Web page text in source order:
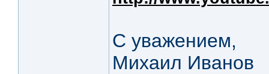
С уважением,
Михаил Иванов